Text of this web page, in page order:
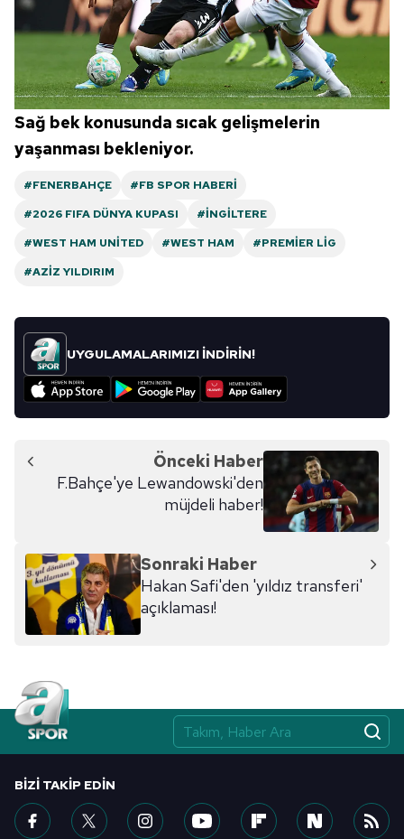
Sağ bek konusunda sıcak gelişmelerin
yaşanması bekleniyor.
#FENERBAHÇE
#FB SPOR HABERI
#2026 FIFA DÜNYA KUPASI
#İNGILTERE
#WEST HAM UNITED
#WEST HAM
#PREMIER LIG
#AZIZ YILDIRIM
UYGULAMALARIMIZI İNDİRİN!
Önceki Haber
F.Bahçe'ye Lewandowski'den
müjdeli haber!
Sonraki Haber
Hakan Safi'den 'yıldız transferi'
açıklaması!
BIZI TAKIP EDIN